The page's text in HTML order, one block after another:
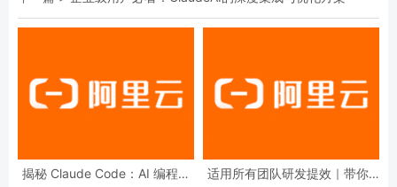
揭秘 Claude Code：AI 编程入
适用所有团队研发提效｜带你1